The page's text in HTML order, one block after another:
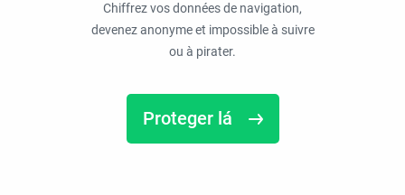
Chiffrez vos données de navigation,
devenez anonyme et impossible à suivre
ou à pirater.
Proteger lá